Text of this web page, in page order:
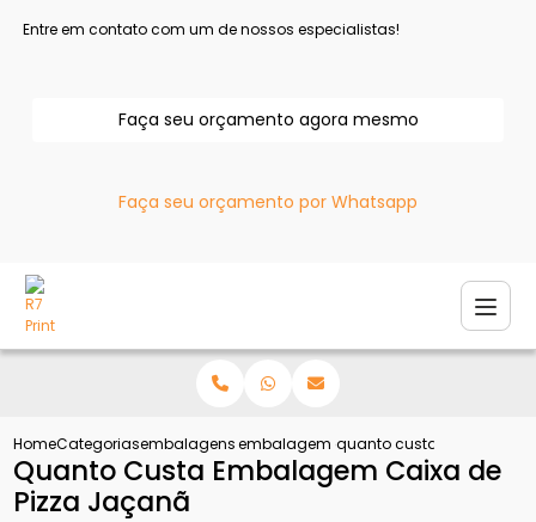
Entre em contato com um de nossos especialistas!
Faça seu orçamento agora mesmo
Faça seu orçamento por Whatsapp
HomeCategoriasembalagens para pizzaembalagem de pizza personalizada
quanto custa
Quanto Custa Embalagem Caixa de
Pizza Jaçanã